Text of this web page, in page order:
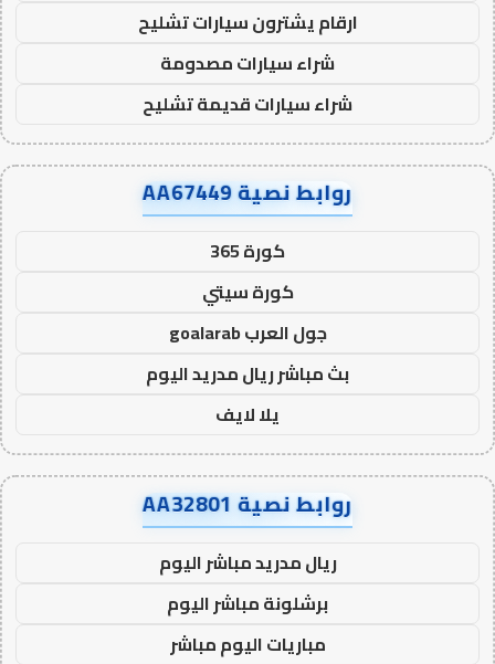
ارقام يشترون سيارات تشليح
شراء سيارات مصدومة
شراء سيارات قديمة تشليح
روابط نصية AA67449
كورة 365
كورة سيتي
جول العرب goalarab
بث مباشر ريال مدريد اليوم
يلا لايف
روابط نصية AA32801
ريال مدريد مباشر اليوم
برشلونة مباشر اليوم
مباريات اليوم مباشر